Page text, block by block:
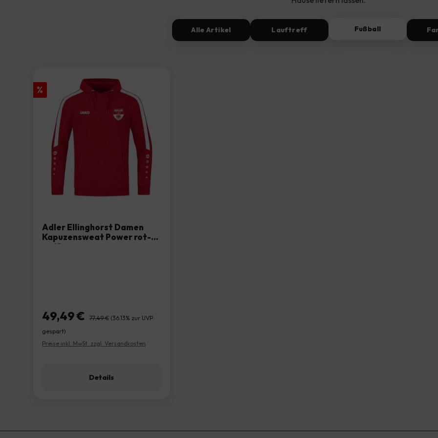
Alle Artikel Lauftreff Fußball
Rabatt
%
Adler Ellinghorst Damen
Kapuzensweat Power rot-
weiß
Verkaufspreis:
49,49 € Regulärer Preis:
77,49 € (36.13% zur UVP
gespart)
Preise inkl. MwSt. zzgl. Versandkosten
Details